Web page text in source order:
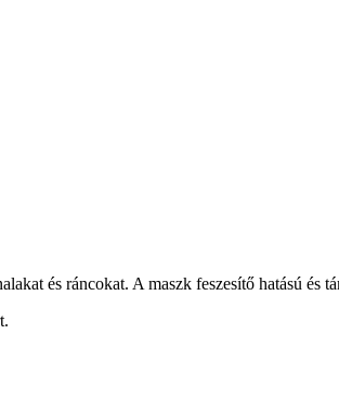
és ráncokat. A maszk feszesítő hatású és